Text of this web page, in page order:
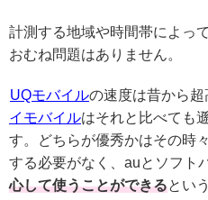
計測する地域や時間帯によっ
おむね問題はありません。
UQモバイルの速度は昔から超
イモバイルはそれと比べても
す。どちらが優秀かはその時
する必要がなく、auとソフト
心して使うことができるとい